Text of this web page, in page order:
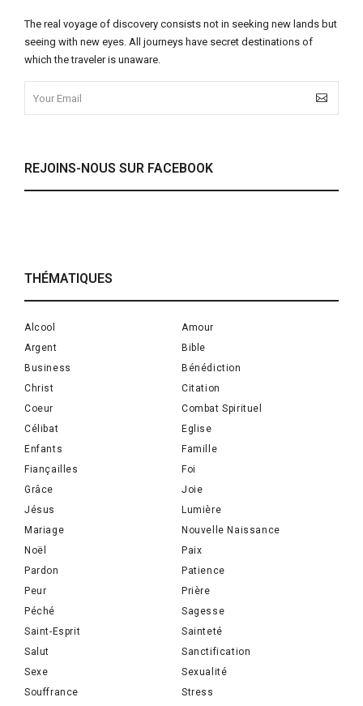
The real voyage of discovery consists not in seeking new lands but
seeing with new eyes. All journeys have secret destinations of
which the traveler is unaware.
REJOINS-NOUS SUR FACEBOOK
THÉMATIQUES
Alcool
Amour
Argent
Bible
Business
Bénédiction
Christ
Citation
Coeur
Combat Spirituel
Célibat
Eglise
Enfants
Famille
Fiançailles
Foi
Grâce
Joie
Jésus
Lumière
Mariage
Nouvelle Naissance
Noël
Paix
Pardon
Patience
Peur
Prière
Péché
Sagesse
Saint-Esprit
Sainteté
Salut
Sanctification
Sexe
Sexualité
Souffrance
Stress